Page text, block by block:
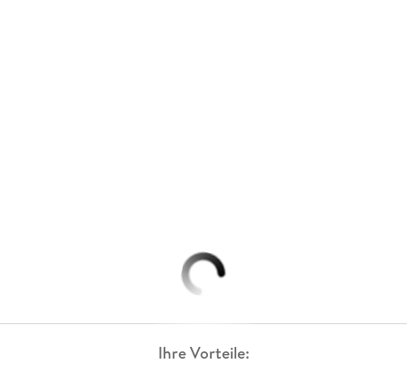
Ihre Vorteile: